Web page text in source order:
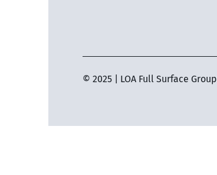
© 2025 | LOA Full Surface Group